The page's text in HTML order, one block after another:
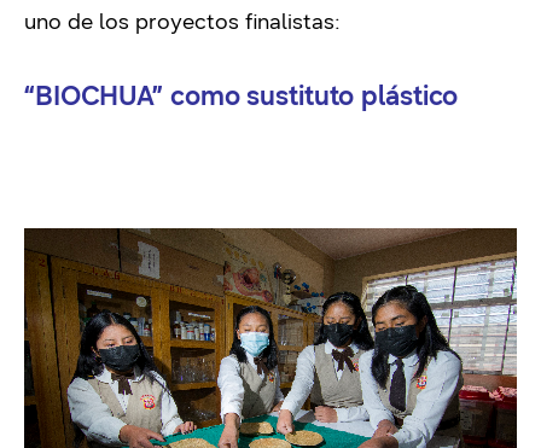
uno de los proyectos finalistas:
“BIOCHUA” como sustituto plástico